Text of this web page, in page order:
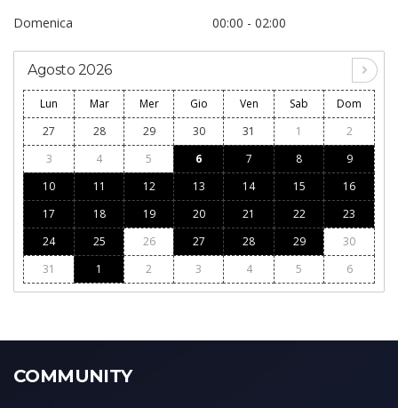
Domenica 00:00 - 02:00
Agosto 2026
Lun Mar Mer Gio Ven Sab
Dom
27
28 29 30 31 1
2
3
4 5 6 7 8
9
10
11 12 13 14 15
16
17
18 19 20 21 22
23
24
25 26 27 28 29
30
31
1 2 3 4 5 6
COMMUNITY